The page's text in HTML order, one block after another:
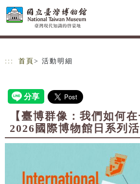
跳到主要內容
網站導覽
::: 首頁 > 活動明細
【臺博群像：我們如何在
2026國際博物館日系列